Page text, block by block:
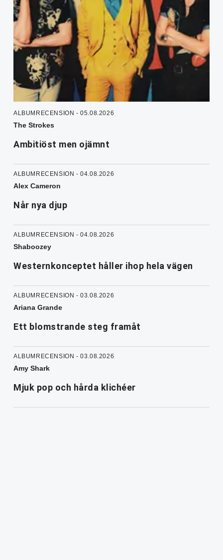
ALBUMRECENSION - 05.08.2026
The Strokes
Ambitiöst men ojämnt
ALBUMRECENSION - 04.08.2026
Alex Cameron
Når nya djup
ALBUMRECENSION - 04.08.2026
Shaboozey
Westernkonceptet håller ihop hela vägen
ALBUMRECENSION - 03.08.2026
Ariana Grande
Ett blomstrande steg framåt
ALBUMRECENSION - 03.08.2026
Amy Shark
Mjuk pop och hårda klichéer